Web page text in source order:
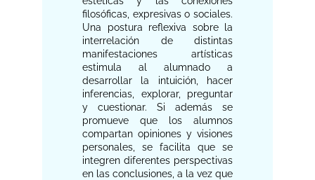
filosóficas, expresivas o sociales.
Una postura reflexiva sobre la
interrelación de distintas
manifestaciones artísticas
estimula al alumnado a
desarrollar la intuición, hacer
inferencias, explorar, preguntar
y cuestionar. Si además se
promueve que los alumnos
compartan opiniones y visiones
personales, se facilita que se
integren diferentes perspectivas
en las conclusiones, a la vez que